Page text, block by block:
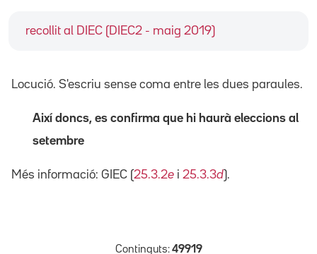
recollit al DIEC (DIEC2 - maig 2019)
Locució. S'escriu sense coma entre les dues paraules.
Així doncs, es confirma que hi haurà eleccions al
setembre
Més informació: GIEC (25.3.2e i 25.3.3d).
Continguts: 49919